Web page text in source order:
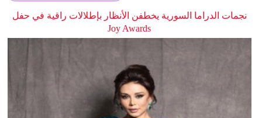
نجمات الدراما السورية يخطفن الأنظار بإطلالات راقية في حفل
Joy Awards